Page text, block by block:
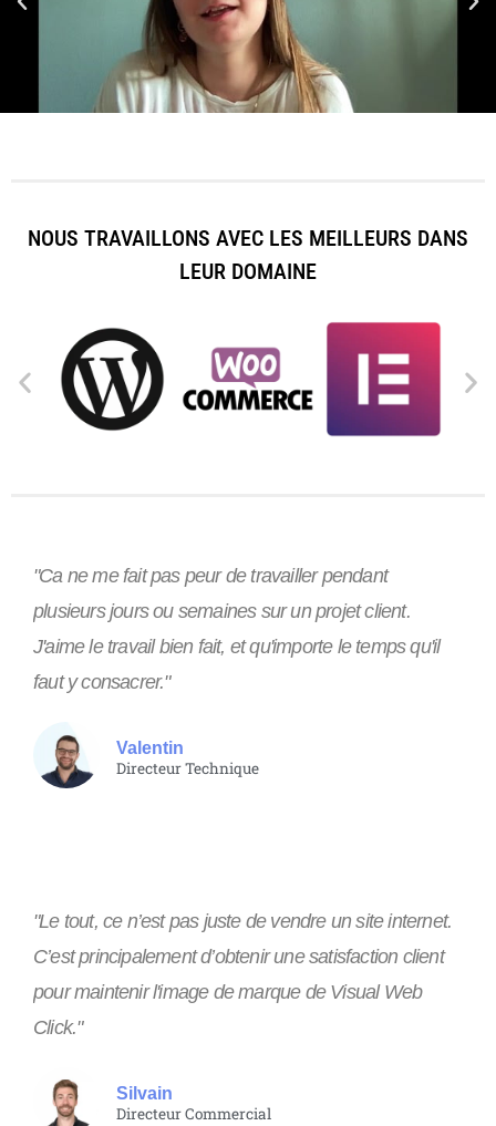
NOUS TRAVAILLONS AVEC LES MEILLEURS DANS
LEUR DOMAINE
"Ca ne me fait pas peur de travailler pendant
plusieurs jours ou semaines sur un projet client.
J'aime le travail bien fait, et qu'importe le temps qu'il
faut y consacrer."
Valentin
Directeur Technique
"Le tout, ce n’est pas juste de vendre un site internet.
C’est principalement d’obtenir une satisfaction client
pour maintenir l'image de marque de Visual Web
Click."
Silvain
Directeur Commercial